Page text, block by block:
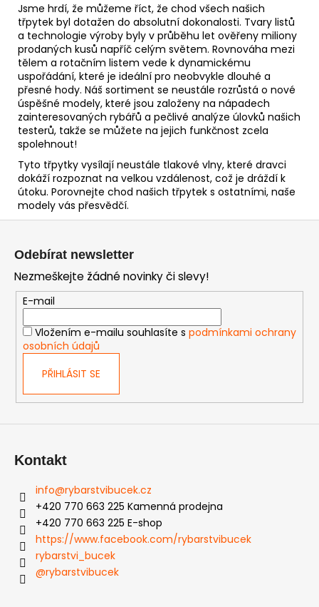
Jsme hrdí, že můžeme říct, že chod všech našich
třpytek byl dotažen do absolutní dokonalosti. Tvary listů
a technologie výroby byly v průběhu let ověřeny miliony
prodaných kusů napříč celým světem. Rovnováha mezi
tělem a rotačním listem vede k dynamickému
uspořádání, které je ideální pro neobvykle dlouhé a
přesné hody. Náš sortiment se neustále rozrůstá o nové
úspěšné modely, které jsou založeny na nápadech
zainteresovaných rybářů a pečlivé analýze úlovků našich
testerů, takže se můžete na jejich funkčnost zcela
spolehnout!
Tyto třpytky vysílají neustále tlakové vlny, které dravci
dokáží rozpoznat na velkou vzdálenost, což je dráždí k
útoku. Porovnejte chod našich třpytek s ostatními, naše
modely vás přesvědčí.
Odebírat newsletter
Nezmeškejte žádné novinky či slevy!
E-mail
Vložením e-mailu souhlasíte s podmínkami ochrany
osobních údajů
PŘIHLÁSIT SE
Kontakt
info@rybarstvibucek.cz
+420 770 663 225 Kamenná prodejna
+420 770 663 225 E-shop
https://www.facebook.com/rybarstvibucek
rybarstvi_bucek
@rybarstvibucek